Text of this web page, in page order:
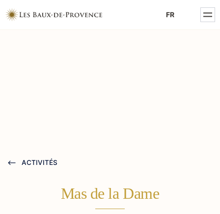
FR
POLITIQUE DE CONFIDENTIALITÉ
ACTIVITÉS
Mas de la Dame